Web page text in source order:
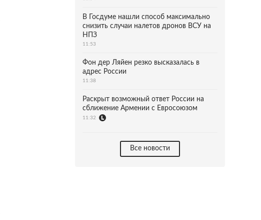
В Госдуме нашли способ максимально
снизить случаи налетов дронов ВСУ на
НПЗ
11:53
Фон дер Ляйен резко высказалась в
адрес России
11:38
Раскрыт возможный ответ России на
сближение Армении с Евросоюзом
11:32
Все новости